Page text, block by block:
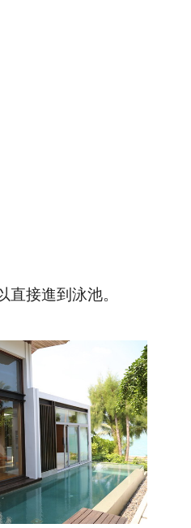
直接進到泳池。